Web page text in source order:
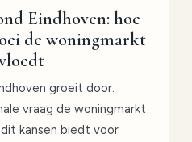
Eindhoven: hoe
de woningmarkt
groeit door.
vraag de woningmarkt
kansen biedt voor